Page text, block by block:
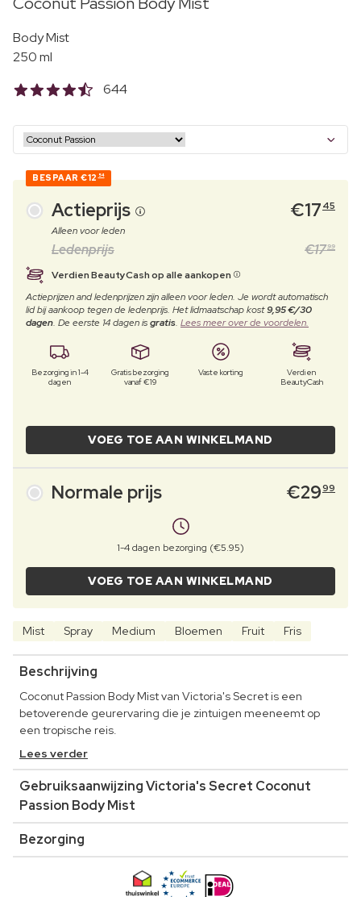
Body Mist
250 ml
644
BESPAAR €12 54
Actieprijs €17 45
Alleen voor leden
Ledenprijs €1799
Verdien BeautyCash op alle aankopen
Actieprijzen and ledenprijzen zijn alleen voor leden. Je wordt automatisch
lid bij aankoop tegen de ledenprijs. Het lidmaatschap kost9,95 €/30
dagen. De eerste 14 dagen isgratis. Lees meer over de voordelen.
Bezorging in 1-4
dagen
Gratis bezorging
vanaf €19
Vaste korting
Verdien
BeautyCash
VOEG TOE AAN WINKELMAND
Normale prijs €2999
1-4 dagen bezorging (€5.95)
VOEG TOE AAN WINKELMAND
Mist Spray Medium Bloemen Fruit Fris
Beschrijving
Coconut Passion Body Mist van Victoria's Secret is een
betoverende geurervaring die je zintuigen meeneemt op
een tropische reis.
Lees verder
Gebruiksaanwijzing Victoria's Secret Coconut
Passion Body Mist
Bezorging